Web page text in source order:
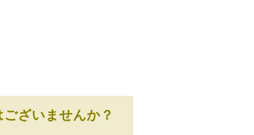
ざいませんか？